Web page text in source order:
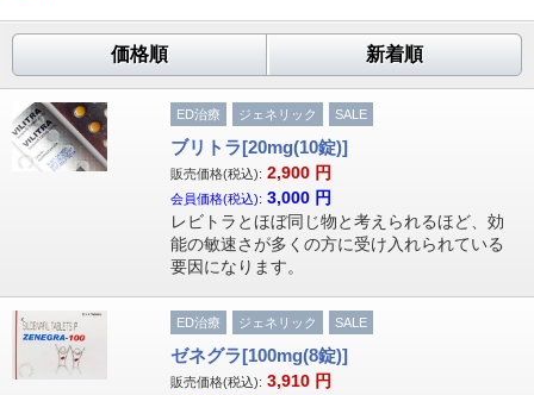
価格順 新着順
ED治療 ジェネリック SALE
ブリトラ[20mg(10錠)]
販売価格(税込): 2,900 円
会員価格(税込): 3,000 円
レビトラとほぼ同じ物と考えられるほど、効
能の敏速さが多くの方に受け入れられている
要因になります。
ED治療 ジェネリック SALE
ゼネグラ[100mg(8錠)]
販売価格(税込): 3,910 円